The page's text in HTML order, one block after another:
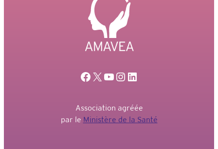
Facebook X YouTube Instagram LinkedIn
Association agréée
par le Ministère de la Santé